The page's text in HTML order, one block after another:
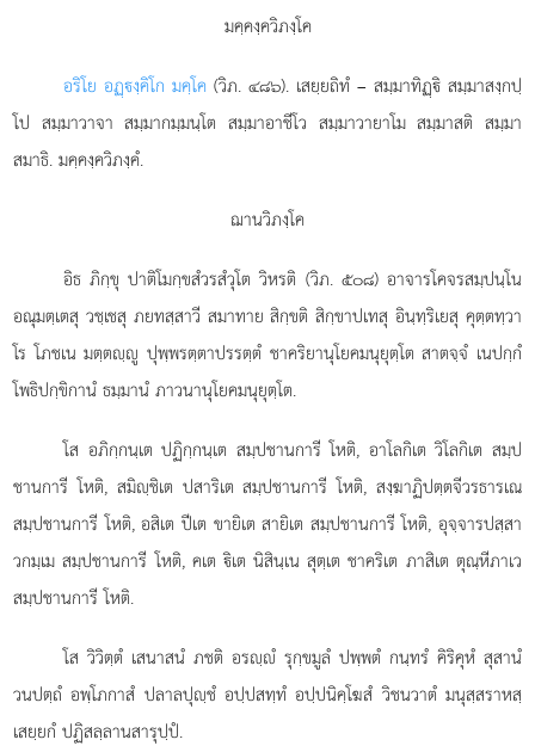
มคฺคงฺควิภงฺโค
อริโย อฏฺงฺคิโก มคฺโค (วิภ. ๔๘๖). เสยฺยถิทํ – สมฺมาทิฏฺิ สมฺมาสงฺกปฺ
โป สมฺมาวาจา สมฺมากมฺมนฺโต สมฺมาอาชีโว สมฺมาวายาโม สมฺมาสติ สมฺมา
สมาธิ. มคฺคงฺควิภงฺคํ.
ฌานวิภงฺโค
อิธ ภิกฺขุ ปาติโมกฺขสํวรสํวุโต วิหรติ (วิภ. ๕๐๘) อาจารโคจรสมฺปนฺโน
อณุมตฺเตสุ วชฺเชสุ ภยทสฺสาวี สมาทาย สิกฺขติ สิกฺขาปเทสุ อินฺทฺริเยสุ คุตฺตทฺวา
โร โภชเน มตฺตฺู ปุพฺพรตฺตาปรรตฺตํ ชาคริยานุโยคมนุยุตฺโต สาตจฺจํ เนปกฺกํ
โพธิปกฺขิกานํ ธมฺมานํ ภาวนานุโยคมนุยุตฺโต.
โส อภิกฺกนฺเต ปฏิกฺกนฺเต สมฺปชานการี โหติ, อาโลกิเต วิโลกิเต สมฺป
ชานการี โหติ, สมิฺชิเต ปสาริเต สมฺปชานการี โหติ, สงฺฆาฏิปตฺตจีวรธารเณ
สมฺปชานการี โหติ, อสิเต ปีเต ขายิเต สายิเต สมฺปชานการี โหติ, อุจฺจารปสฺสา
วกมฺเม สมฺปชานการี โหติ, คเต ิเต นิสินฺเน สุตฺเต ชาคริเต ภาสิเต ตุณฺหีภาเว
สมฺปชานการี โหติ.
โสวิวิตฺตํ เสนาสนํ ภชติ อรฺํ รุกฺขมูลํ ปพฺพตํ กนฺทรํ คิริคุหํ สุสานํ
วนปตฺถํ อพฺโภกาสํ ปลาลปุฺชํ อปฺปสทฺทํ อปฺปนิคฺโฆสํ วิชนวาตํ มนุสฺสราหสฺ
เสยฺยกํ ปฏิสลฺลานสารุปฺปํ.